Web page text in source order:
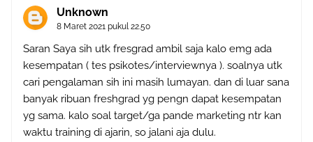
Unknown
8 Maret 2021 pukul 22.50
Saran Saya sih utk fresgrad ambil saja kalo emg ada
kesempatan ( tes psikotes/interviewnya ). soalnya utk
cari pengalaman sih ini masih lumayan. dan di luar sana
banyak ribuan freshgrad yg pengn dapat kesempatan
yg sama. kalo soal target/ga pande marketing ntr kan
waktu training di ajarin, so jalani aja dulu.